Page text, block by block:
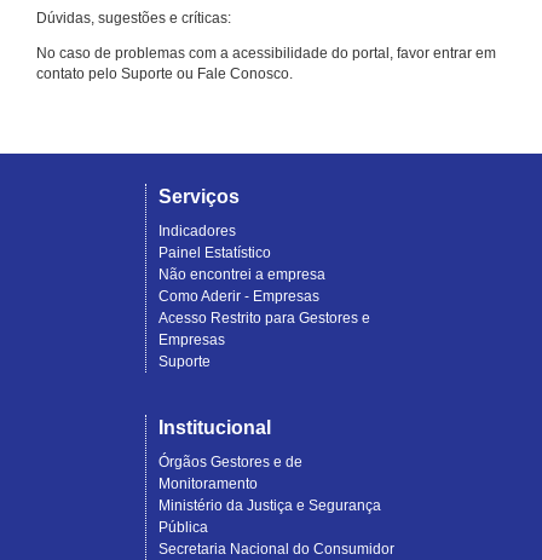
Dúvidas, sugestões e críticas:
No caso de problemas com a acessibilidade do portal, favor entrar em
contato pelo Suporte ou Fale Conosco.
Serviços
Indicadores
Painel Estatístico
Não encontrei a empresa
Como Aderir - Empresas
Acesso Restrito para Gestores e
Empresas
Suporte
Institucional
Órgãos Gestores e de
Monitoramento
Ministério da Justiça e Segurança
Pública
Secretaria Nacional do Consumidor